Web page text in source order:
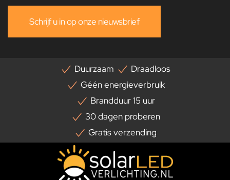
Schrijf u in op onze nieuwsbrief
Duurzaam
Draadloos
Géén energieverbruik
Brandduur 15 uur
30 dagen proberen
Gratis verzending